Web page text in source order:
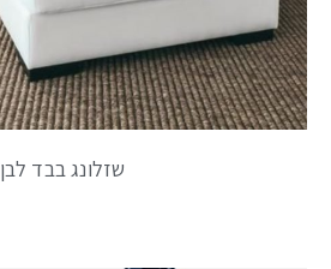
שזלונג בבד לבן